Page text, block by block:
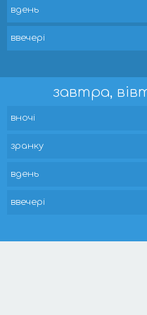
вдень
ввечері
завтра,
вночі
зранку
вдень
ввечері